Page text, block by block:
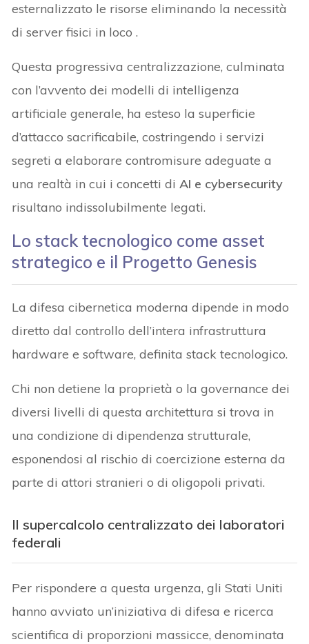
esternalizzato le risorse eliminando la necessità
di server fisici in loco .
Questa progressiva centralizzazione, culminata
con l’avvento dei modelli di intelligenza
artificiale generale, ha esteso la superficie
d’attacco sacrificabile, costringendo i servizi
segreti a elaborare contromisure adeguate a
una realtà in cui i concetti diAI e cybersecurity
risultano indissolubilmente legati.
Lo stack tecnologico come asset
strategico e il Progetto Genesis
La difesa cibernetica moderna dipende in modo
diretto dal controllo dell’intera infrastruttura
hardware e software, definita stack tecnologico.
Chi non detiene la proprietà o la governance dei
diversi livelli di questa architettura si trova in
una condizione di dipendenza strutturale,
esponendosi al rischio di coercizione esterna da
parte di attori stranieri o di oligopoli privati.
Il supercalcolo centralizzato dei laboratori
federali
Per rispondere a questa urgenza, gli Stati Uniti
hanno avviato un’iniziativa di difesa e ricerca
scientifica di proporzioni massicce, denominata